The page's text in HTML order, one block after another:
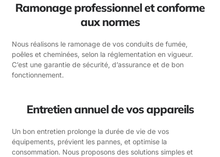
Ramonage professionnel et conforme
aux normes
Nous réalisons le ramonage de vos conduits de fumée,
poêles et cheminées, selon la réglementation en vigueur.
C’est une garantie de sécurité, d’assurance et de bon
fonctionnement.
Entretien annuel de vos appareils
Un bon entretien prolonge la durée de vie de vos
équipements, prévient les pannes, et optimise la
consommation. Nous proposons des solutions simples et